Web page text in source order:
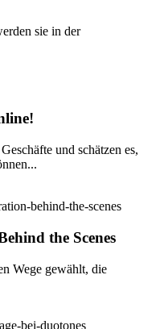
sie in der
und schätzen es,
the Scenes
Wege gewählt, die